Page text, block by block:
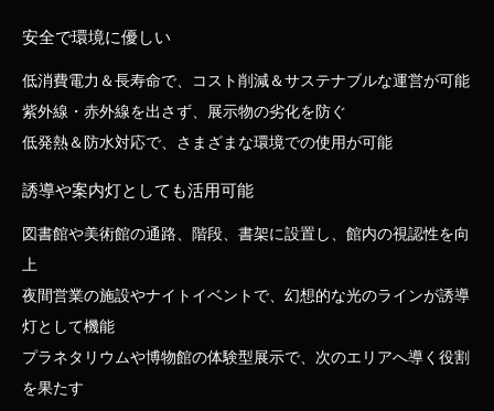
安全で環境に優しい
低消費電力＆長寿命で、コスト削減＆サステナブルな運営が可能
紫外線・赤外線を出さず、展示物の劣化を防ぐ
低発熱＆防水対応で、さまざまな環境での使用が可能
誘導や案内灯としても活用可能
図書館や美術館の通路、階段、書架に設置し、館内の視認性を向
上
夜間営業の施設やナイトイベントで、幻想的な光のラインが誘導
灯として機能
プラネタリウムや博物館の体験型展示で、次のエリアへ導く役割
を果たす